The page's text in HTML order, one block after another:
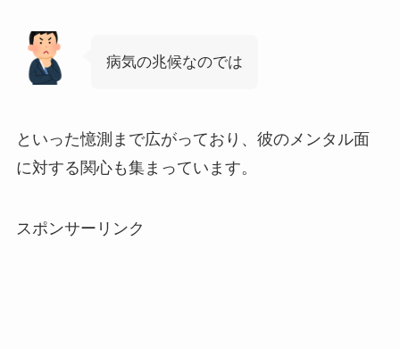
病気の兆候なのでは
といった憶測まで広がっており、彼のメンタル面
に対する関心も集まっています。
スポンサーリンク